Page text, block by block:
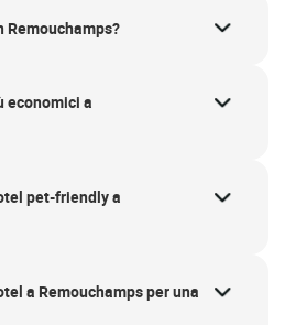
Remouchamps?
economici a
pet-friendly a
a Remouchamps per una